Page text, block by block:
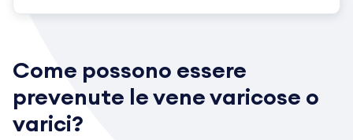
Come possono essere
prevenute le vene varicose o
varici?